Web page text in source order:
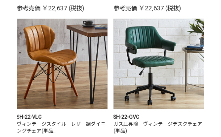
参考売価 ￥22,637 (税抜) 参考売価 ￥22,637 (税抜)
SH-22-VLC
ヴィンテージスタイル レザー調ダイニ
ングチェア(単品…
SH-22-GVC
ガス圧昇降 ヴィンテージデスクチェア
(単品)